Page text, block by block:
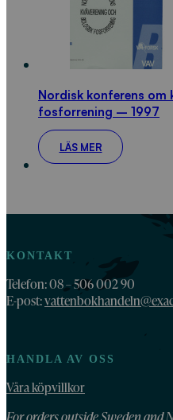
Nordisk konferens om
fosforrening – 1997
LÄS MER
KONTAKT
Telefon: 08 – 506 002 90
E-post:
HANDLA AV OSS
Våra köpvillkor
For orders outside Sweden and